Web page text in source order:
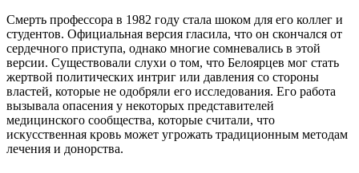
Смерть профессора в 1982 году стала шоком для его коллег и
студентов. Официальная версия гласила, что он скончался от
сердечного приступа, однако многие сомневались в этой
версии. Существовали слухи о том, что Белоярцев мог стать
жертвой политических интриг или давления со стороны
властей, которые не одобряли его исследования. Его работа
вызывала опасения у некоторых представителей
медицинского сообщества, которые считали, что
искусственная кровь может угрожать традиционным методам
лечения и донорства.